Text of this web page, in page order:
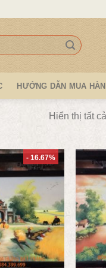
HƯỚNG DẪN MUA
Hiển thị tất
- 16.67%